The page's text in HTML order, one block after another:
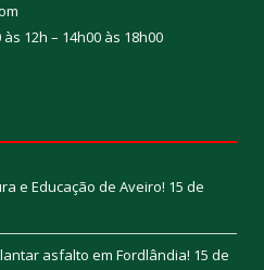
12h – 14h00 às 18h00
e Educação de Aveiro! 15 de
asfalto em Fordlândia! 15 de